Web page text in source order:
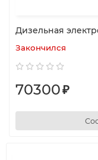
Дизельная
Закончился
70300₽